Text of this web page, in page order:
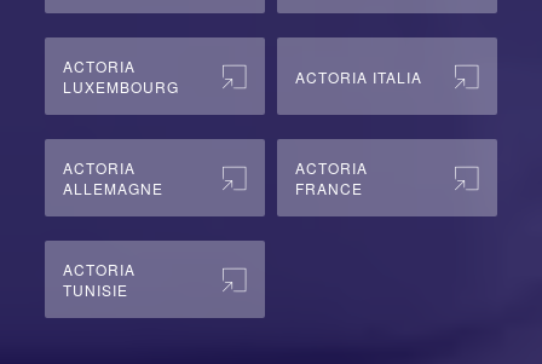
ACTORIA
LUXEMBOURG
ACTORIA ITALIA
ACTORIA
ALLEMAGNE
ACTORIA
FRANCE
ACTORIA
TUNISIE